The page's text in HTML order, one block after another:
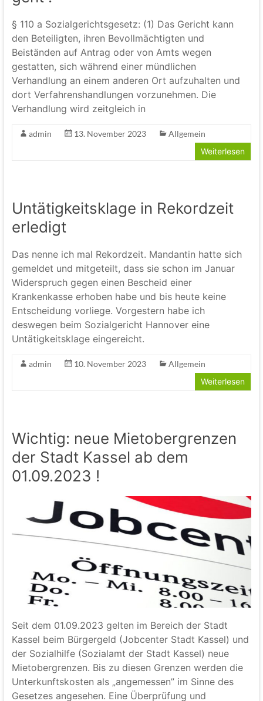
§ 110 a Sozialgerichtsgesetz: (1) Das Gericht kann
den Beteiligten, ihren Bevollmächtigten und
Beiständen auf Antrag oder von Amts wegen
gestatten, sich während einer mündlichen
Verhandlung an einem anderen Ort aufzuhalten und
dort Verfahrenshandlungen vorzunehmen. Die
Verhandlung wird zeitgleich in
admin 13. November 2023
Allgemein
Weiterlesen
Untätigkeitsklage in Rekordzeit
erledigt
Das nenne ich mal Rekordzeit. Mandantin hatte sich
gemeldet und mitgeteilt, dass sie schon im Januar
Widerspruch gegen einen Bescheid einer
Krankenkasse erhoben habe und bis heute keine
Entscheidung vorliege. Vorgestern habe ich
deswegen beim Sozialgericht Hannover eine
Untätigkeitsklage eingereicht.
admin 10. November 2023
Allgemein
Weiterlesen
Wichtig: neue Mietobergrenzen
der Stadt Kassel ab dem
01.09.2023 !
Seit dem 01.09.2023 gelten im Bereich der Stadt
Kassel beim Bürgergeld (Jobcenter Stadt Kassel) und
der Sozialhilfe (Sozialamt der Stadt Kassel) neue
Mietobergrenzen. Bis zu diesen Grenzen werden die
Unterkunftskosten als „angemessen” im Sinne des
Gesetzes angesehen. Eine Überprüfung und